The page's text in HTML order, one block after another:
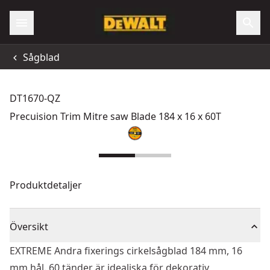
Sågblad
DT1670-QZ
Precuision Trim Mitre saw Blade 184 x 16 x 60T
Produktdetaljer
Översikt
EXTREME Andra fixerings cirkelsågblad 184 mm, 16